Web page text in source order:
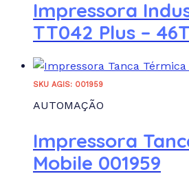
Impressora
TT042 Plus –
SKU AGIS: 001959
AUTOMAÇÃO
Impressora
Mobile 001959